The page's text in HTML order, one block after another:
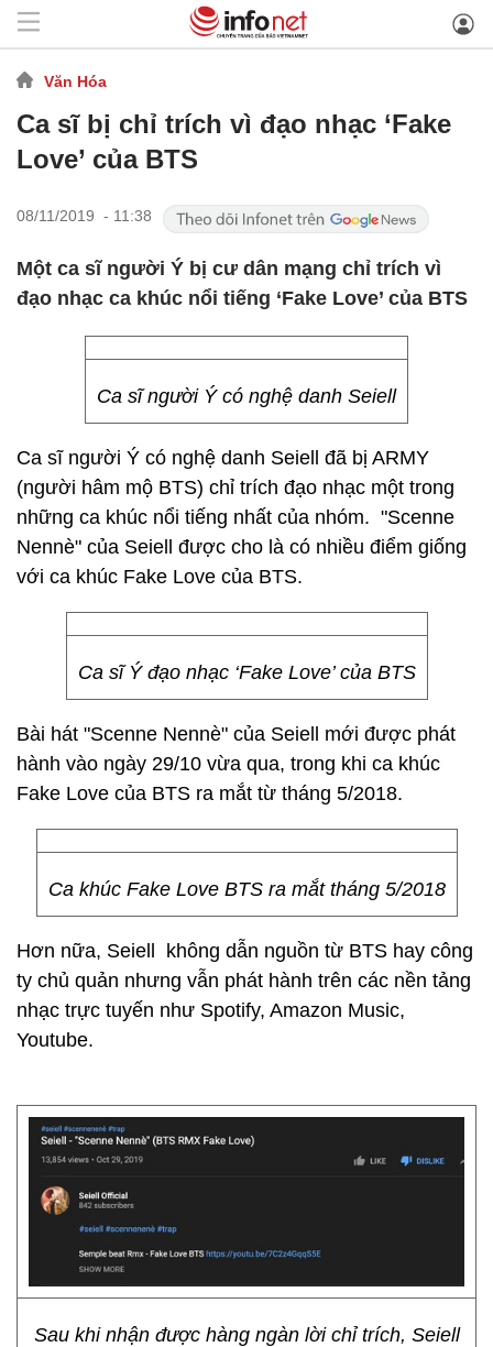
Văn Hóa
Ca sĩ bị chỉ trích vì đạo nhạc ‘Fake
Love’ của BTS
08/11/2019 - 11:38
Một ca sĩ người Ý bị cư dân mạng chỉ trích vì
đạo nhạc ca khúc nổi tiếng ‘Fake Love’ của BTS
Ca sĩ người Ý có nghệ danh Seiell
Ca sĩ người Ý có nghệ danh Seiell đã bị ARMY
(người hâm mộ BTS) chỉ trích đạo nhạc một trong
những ca khúc nổi tiếng nhất của nhóm. "Scenne
Nennè" của Seiell được cho là có nhiều điểm giống
với ca khúc Fake Love của BTS.
Ca sĩ Ý đạo nhạc ‘Fake Love’ của BTS
Bài hát "Scenne Nennè" của Seiell mới được phát
hành vào ngày 29/10 vừa qua, trong khi ca khúc
Fake Love của BTS ra mắt từ tháng 5/2018.
Ca khúc Fake Love BTS ra mắt tháng 5/2018
Hơn nữa, Seiell không dẫn nguồn từ BTS hay công
ty chủ quản nhưng vẫn phát hành trên các nền tảng
nhạc trực tuyến như Spotify, Amazon Music,
Youtube.
Sau khi nhận được hàng ngàn lời chỉ trích, Seiell